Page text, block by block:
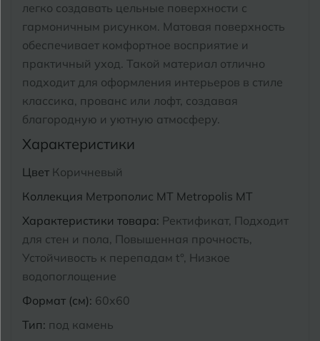
легко создавать цельные поверхности с
гармоничным рисунком. Матовая поверхность
обеспечивает комфортное восприятие и
практичный уход. Такой материал отлично
подходит для оформления интерьеров в стиле
классика, прованс или лофт, создавая
благородную и уютную атмосферу.
Характеристики
Цвет Коричневый
Коллекция Метрополис MT Metropolis MT
Характеристики товара: Ректификат, Подходит
для стен и пола, Повышенная прочность,
Устойчивость к перепадам t°, Низкое
водопоглощение
Формат (см): 60x60
Тип: под камень
Кострома
Котлас
Краснодар
Курган
Курганинск
Магнитогорск
Майкоп
Муром
У Улан-Удэ
Ульяновск
Уфа
Х Химки
Челябинск
Э Энгельс